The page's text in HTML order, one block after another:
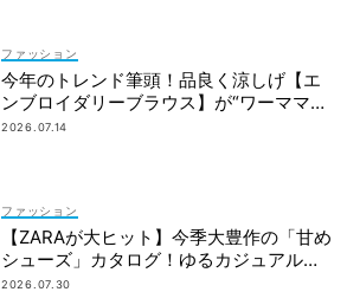
ファッション
今年のトレンド筆頭！品良く涼しげ【エ
ンブロイダリーブラウス】が“ワーママの
新定番”
2026.07.14
ファッション
【ZARAが大ヒット】今季大豊作の「甘め
シューズ」カタログ！ゆるカジュアルの
鮮度アップに◎
2026.07.30